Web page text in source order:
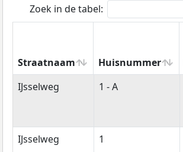
Zoek in de tabel:
Straatnaam Huisnummer
Straatnaam
Huisnummer
IJsselweg 1 - A
IJsselweg 1